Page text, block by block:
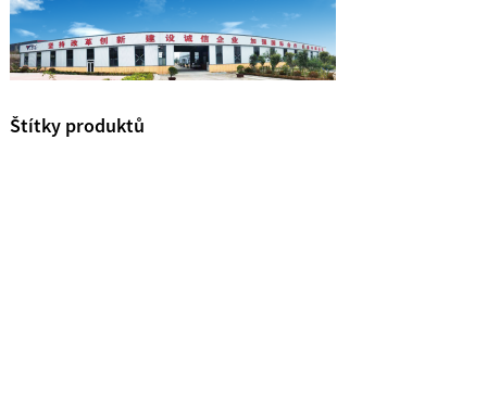
Štítky produktů